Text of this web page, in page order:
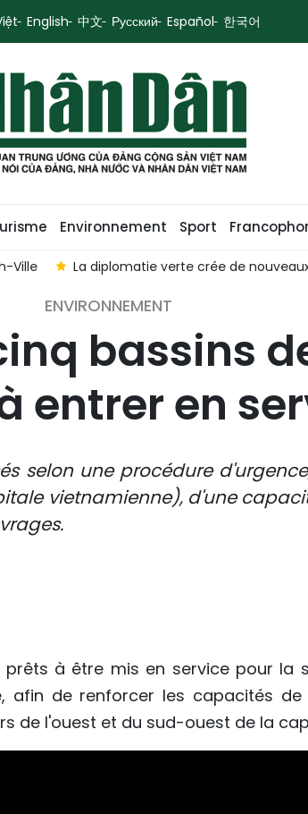
English 中文 Русский Español 한국어
Environnement Sport
Émerveillement devant le « poumon vert »
ENVIRONNEMENT
bassins
entrer en
selon une procédure
vietnamienne), d'une
à être mis en service pour la
afin de renforcer les capacités de
de l'ouest et du sud-ouest de la